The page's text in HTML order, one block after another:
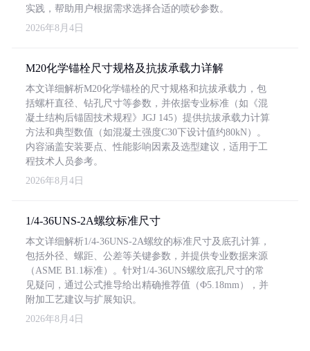
实践，帮助用户根据需求选择合适的喷砂参数。
2026年8月4日
M20化学锚栓尺寸规格及抗拔承载力详解
本文详细解析M20化学锚栓的尺寸规格和抗拔承载力，包
括螺杆直径、钻孔尺寸等参数，并依据专业标准（如《混
凝土结构后锚固技术规程》JGJ 145）提供抗拔承载力计算
方法和典型数值（如混凝土强度C30下设计值约80kN）。
内容涵盖安装要点、性能影响因素及选型建议，适用于工
程技术人员参考。
2026年8月4日
1/4-36UNS-2A螺纹标准尺寸
本文详细解析1/4-36UNS-2A螺纹的标准尺寸及底孔计算，
包括外径、螺距、公差等关键参数，并提供专业数据来源
（ASME B1.1标准）。针对1/4-36UNS螺纹底孔尺寸的常
见疑问，通过公式推导给出精确推荐值（Φ5.18mm），并
附加工艺建议与扩展知识。
2026年8月4日